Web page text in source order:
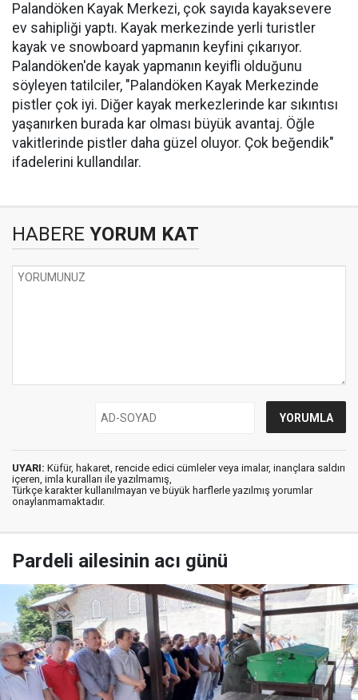
Palandöken Kayak Merkezi, çok sayıda kayaksevere
ev sahipliği yaptı. Kayak merkezinde yerli turistler
kayak ve snowboard yapmanın keyfini çıkarıyor.
Palandöken'de kayak yapmanın keyifli olduğunu
söyleyen tatilciler, "Palandöken Kayak Merkezinde
pistler çok iyi. Diğer kayak merkezlerinde kar sıkıntısı
yaşanırken burada kar olması büyük avantaj. Öğle
vakitlerinde pistler daha güzel oluyor. Çok beğendik"
ifadelerini kullandılar.
HABERE YORUM KAT
UYARI: Küfür, hakaret, rencide edici cümleler veya imalar, inançlara saldırı
içeren, imla kuralları ile yazılmamış,
Türkçe karakter kullanılmayan ve büyük harflerle yazılmış yorumlar
onaylanmamaktadır.
Pardeli ailesinin acı günü